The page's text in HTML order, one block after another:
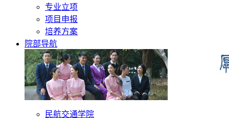
专业立项
项目申报
培养方案
院部导航
民航交通学院